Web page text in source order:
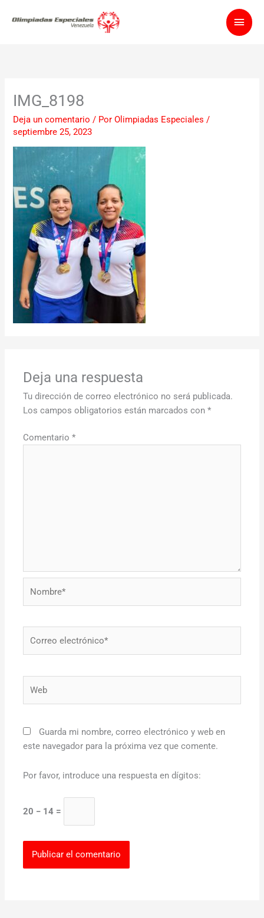
IMG_8198
Deja un comentario / PorOlimpiadas Especiales/
septiembre 25, 2023
Deja una respuesta
Tu dirección de correo electrónico no será publicada.
Los campos obligatorios están marcados con*
Comentario*
Guarda mi nombre, correo electrónico y web en
este navegador para la próxima vez que comente.
Por favor, introduce una respuesta en dígitos:
20 − 14 =